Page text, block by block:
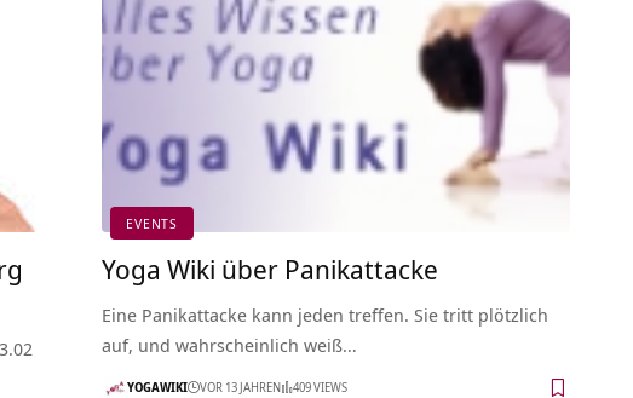
EVENTS
Yoga Wiki über Panikattacke
Eine Panikattacke kann jeden treffen. Sie tritt plötzlich
auf, und wahrscheinlich weiß…
YOGAWIKI VOR 13 JAHREN 409 VIEWS